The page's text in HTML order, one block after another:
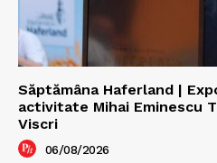
Săptămâna Haferland |
activitate Mihai Eminescu
Viscri
06/08/2026